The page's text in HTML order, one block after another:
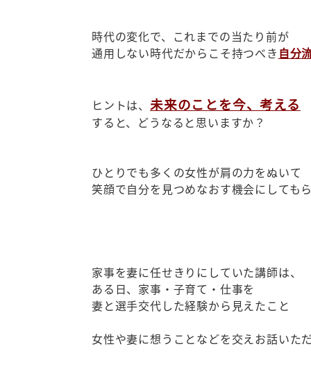
時代の変化で、これまでの当たり前が
通用しない時代だからこそ持つべき 自分
ヒントは、 未来のことを今、考える
すると、どうなると思いますか？
ひとりでも多くの女性が肩の力をぬいて
笑顔で自分を見つめなおす機会にしても
家事を妻に任せきりにしていた講師は、
ある日、家事・子育て・仕事を
妻と選手交代した経験から見えたこと
女性や妻に想うことなどを交えお話いただ